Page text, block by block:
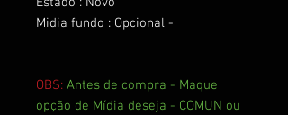
Midia fundo : Opcional -
OBS: Antes de compra - Maque
opção de Mídia deseja - COMUN ou